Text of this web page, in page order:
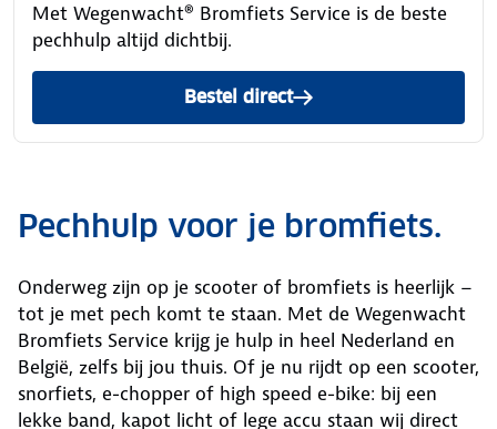
Met Wegenwacht® Bromfiets Service is de beste
pechhulp altijd dichtbij.
Bestel directWegenwacht Bromfiets
Pechhulp voor je bromfiets.
Onderweg zijn op je scooter of bromfiets is heerlijk –
tot je met pech komt te staan. Met de Wegenwacht
Bromfiets Service krijg je hulp in heel Nederland en
België, zelfs bij jou thuis. Of je nu rijdt op een scooter,
snorfiets, e-chopper of high speed e-bike: bij een
lekke band, kapot licht of lege accu staan wij direct